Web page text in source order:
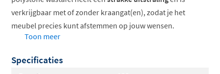
verkrijgbaar met of zonder kraangat(en), zodat je het
meubel precies kunt afstemmen op jouw wensen.
Verkrijgbaar in diverse kleuren
Toon meer
Specificaties